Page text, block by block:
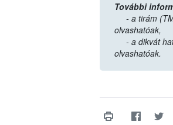
További
- a tirám
olvashatóak,
- a dikvát
olvashatóak.